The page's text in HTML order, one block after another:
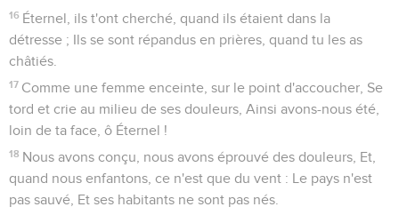
16 Éternel, ils t'ont cherché, quand ils étaient dans la
détresse ; Ils se sont répandus en prières, quand tu les as
châtiés.
17 Comme une femme enceinte, sur le point d'accoucher, Se
tord et crie au milieu de ses douleurs, Ainsi avons-nous été,
loin de ta face, ô Éternel !
18 Nous avons conçu, nous avons éprouvé des douleurs, Et,
quand nous enfantons, ce n'est que du vent : Le pays n'est
pas sauvé, Et ses habitants ne sont pas nés.